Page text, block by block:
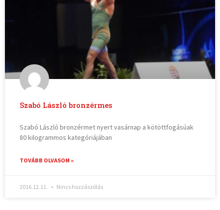
Szabó László bronzérmes
Szabó László bronzérmet nyert vasárnap a kötöttfogásúak
80 kilogrammos kategóriájában
TOVÁBB OLVASOM »
2016.12.11. Nincs hozzászólás